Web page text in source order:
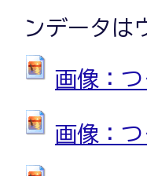
ンデータは
画像：
画像：